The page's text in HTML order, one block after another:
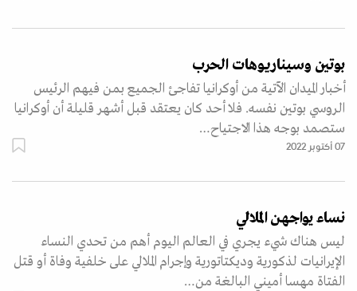
بوتين وسيناريوهات الحرب
أخبار الميدان الآتية من أوكرانيا تفاجئ الجميع بمن فيهم الرئيس
الروسي بوتين نفسه. فلا أحد كان يعتقد قبل أشهر قليلة أن أوكرانيا
ستصمد بوجه هذا الاجتياح…
07 أكتوبر 2022
نساء يواجهن الملالي
ليس هناك شيء يجري في العالم اليوم أهم من تحدي النساء
الإيرانيات لذكورية وديكتاتورية وإجرام الملالي على خلفية وفاة أو قتل
الفتاة مهسا أميني البالغة من…